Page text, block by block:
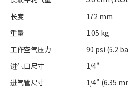
长度
172 mm
重量
1.05 kg
工作空气压力
90 psi (6.2
进气口尺寸
1/4"
进气管尺寸
1/4" (6.35